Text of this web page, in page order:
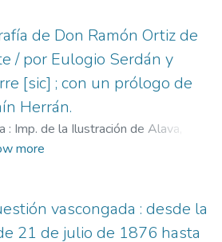
de Don Ramón Ortiz de
/ por Eulogio Serdán y
[sic] ; con un prólogo de
Herrán.
: Imp. de la Ilustración de Alava,
Serdán y Aguirregavidia, Eulogio,
more
vascongada : desde la
21 de julio de 1876 hasta